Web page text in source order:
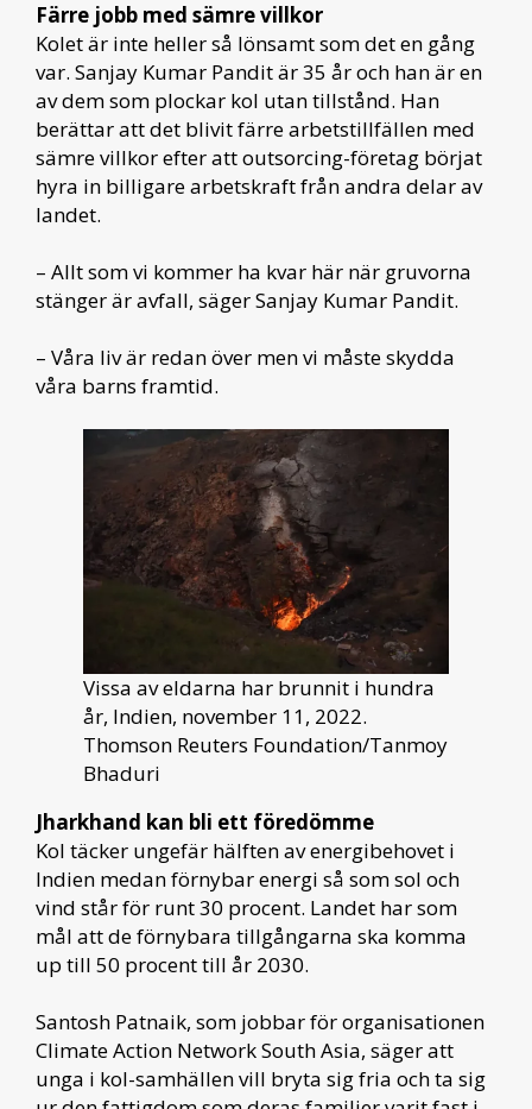
Färre jobb med sämre villkor
Kolet är inte heller så lönsamt som det en gång
var. Sanjay Kumar Pandit är 35 år och han är en
av dem som plockar kol utan tillstånd. Han
berättar att det blivit färre arbetstillfällen med
sämre villkor efter att outsorcing-företag börjat
hyra in billigare arbetskraft från andra delar av
landet.
– Allt som vi kommer ha kvar här när gruvorna
stänger är avfall, säger Sanjay Kumar Pandit.
– Våra liv är redan över men vi måste skydda
våra barns framtid.
Vissa av eldarna har brunnit i hundra
år, Indien, november 11, 2022.
Thomson Reuters Foundation/Tanmoy
Bhaduri
Jharkhand kan bli ett föredömme
Kol täcker ungefär hälften av energibehovet i
Indien medan förnybar energi så som sol och
vind står för runt 30 procent. Landet har som
mål att de förnybara tillgångarna ska komma
up till 50 procent till år 2030.
Santosh Patnaik, som jobbar för organisationen
Climate Action Network South Asia, säger att
unga i kol-samhällen vill bryta sig fria och ta sig